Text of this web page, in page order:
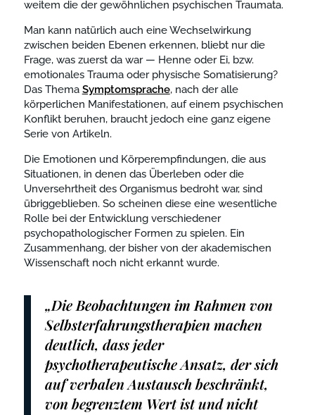
weitem die der gewöhnlichen psychischen Traumata.
Man kann natürlich auch eine Wechselwirkung
zwischen beiden Ebenen erkennen, bliebt nur die
Frage, was zuerst da war — Henne oder Ei, bzw.
emotionales Trauma oder physische Somatisierung?
Das Thema Symptomsprache, nach der alle
körperlichen Manifestationen, auf einem psychischen
Konflikt beruhen, braucht jedoch eine ganz eigene
Serie von Artikeln.
Die Emotionen und Körperempfindungen, die aus
Situationen, in denen das Überleben oder die
Unversehrtheit des Organismus bedroht war, sind
übriggeblieben. So scheinen diese eine wesentliche
Rolle bei der Entwicklung verschiedener
psychopathologischer Formen zu spielen. Ein
Zusammenhang, der bisher von der akademischen
Wissenschaft noch nicht erkannt wurde.
„Die Beobachtungen im Rahmen von
Selbsterfahrungstherapien machen
deutlich, dass jeder
psychotherapeutische Ansatz, der sich
auf verbalen Austausch beschränkt,
von begrenztem Wert ist und nicht